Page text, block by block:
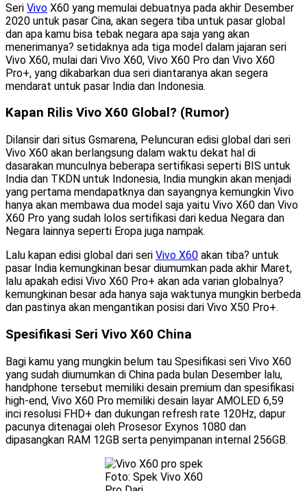
Seri Vivo X60 yang memulai debuatnya pada akhir Desember
2020 untuk pasar Cina, akan segera tiba untuk pasar global
dan apa kamu bisa tebak negara apa saja yang akan
menerimanya? setidaknya ada tiga model dalam jajaran seri
Vivo X60, mulai dari Vivo X60, Vivo X60 Pro dan Vivo X60
Pro+, yang dikabarkan dua seri diantaranya akan segera
mendarat untuk pasar India dan Indonesia.
Kapan Rilis Vivo X60 Global? (Rumor)
Dilansir dari situs Gsmarena, Peluncuran edisi global dari seri
Vivo X60 akan berlangsung dalam waktu dekat hal di
dasarakan munculnya beberapa sertifikasi seperti BIS untuk
India dan TKDN untuk Indonesia, India mungkin akan menjadi
yang pertama mendapatknya dan sayangnya kemungkin Vivo
hanya akan membawa dua model saja yaitu Vivo X60 dan Vivo
X60 Pro yang sudah lolos sertifikasi dari kedua Negara dan
Negara lainnya seperti Eropa juga nampak.
Lalu kapan edisi global dari seri Vivo X60 akan tiba? untuk
pasar India kemungkinan besar diumumkan pada akhir Maret,
lalu apakah edisi Vivo X60 Pro+ akan ada varian globalnya?
kemungkinan besar ada hanya saja waktunya mungkin berbeda
dan pastinya akan mengantikan posisi dari Vivo X50 Pro+.
Spesifikasi Seri Vivo X60 China
Bagi kamu yang mungkin belum tau Spesifikasi seri Vivo X60
yang sudah diumumkan di China pada bulan Desember lalu,
handphone tersebut memiliki desain premium dan spesifikasi
high-end, Vivo X60 Pro memiliki desain layar AMOLED 6,59
inci resolusi FHD+ dan dukungan refresh rate 120Hz, dapur
pacunya ditenagai oleh Prosesor Exynos 1080 dan
dipasangkan RAM 12GB serta penyimpanan internal 256GB.
Foto: Spek Vivo X60